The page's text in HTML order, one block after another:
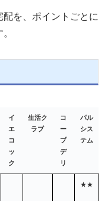
を、ポイントごとに
イ
エ
コ
ッ
ク
生活ク
ラブ
コ
ー
プ
デ
リ
パル
シス
テム
★★